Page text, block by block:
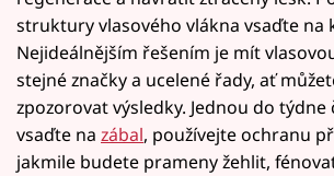
struktury vlasového vlákna vsaďte na
Nejideálnějším řešením je mít
stejné značky a ucelené řady, ať
zpozorovat výsledky. Jednou do
vsaďte na zábal, používejte ochranu
jakmile budete prameny žehlit,